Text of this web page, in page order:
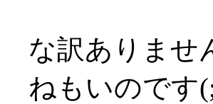
な訳ありませ
ねもいのです